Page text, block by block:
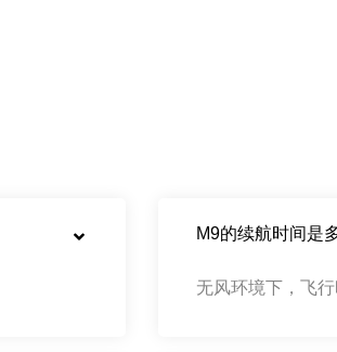
M9的续航时间是
无风环境下，飞行